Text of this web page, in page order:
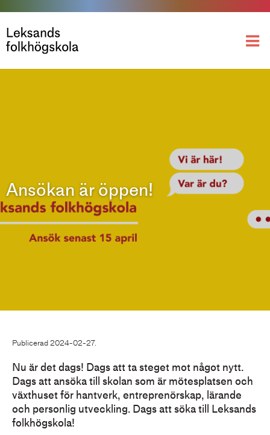
Ansökan är öppen!
Publicerad 2024-02-27.
Nu är det dags! Dags att ta steget mot något nytt.
Dags att ansöka till skolan som är mötesplatsen och
växthuset för hantverk, entreprenörskap, lärande
och personlig utveckling. Dags att söka till Leksands
folkhögskola!